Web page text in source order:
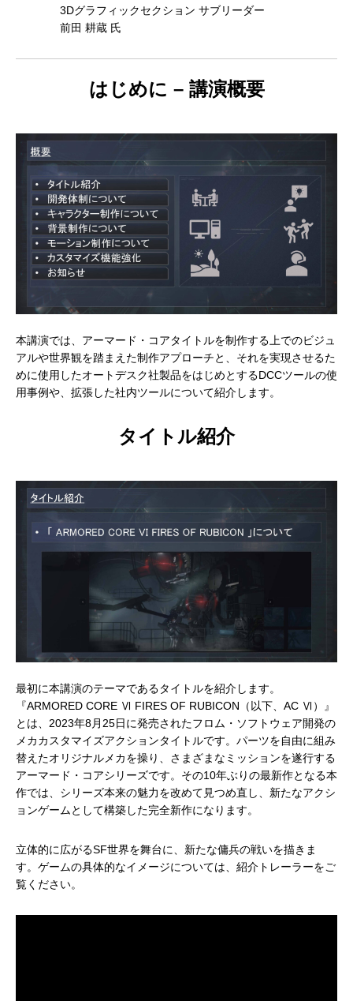
建築ビジュアライゼーションMeetUp第8弾
2025.06.10
【動画配信】 Epic
ションのご紹介
2021.05.12
Autodesk Fusion × Rhinoによる次世代デ
ザインワークフロー
2026.03.12
【動画】3ds Maxに
ライズ-プロダクト
ータを有効活用しま
2021.04.30
Kviz特別セミナー「Studio Tim Fuが語る、
2025.12.18
『MERCURY Entei Ryu造形作品集』発売
記念セミナーレポート 第一部：造形思想に
基づく作品制作の舞台裏
2026.01.20
『MERCURY Entei
記念セミナーレポ
による作品添削指導
2026.01.20
アニメーションによるリッチコンテンツで
差別化を！ Character Creator/Mayaとの連
携 – アパレル業界DXセミナーPart3「3Dで
実現できる未来」
単EC活用！ – アパ
Part2「3Dで実現で
2022.03.20
3Dグラフィックセクション サブリーダー
前田 耕蔵 氏
はじめに – 講演概要
本講演では、アーマード・コアタイトルを制作する上でのビジュ
アルや世界観を踏まえた制作アプローチと、それを実現させるた
めに使用したオートデスク社製品をはじめとするDCCツールの使
用事例や、拡張した社内ツールについて紹介します。
タイトル紹介
最初に本講演のテーマであるタイトルを紹介します。
『ARMORED CORE Ⅵ FIRES OF RUBICON（以下、AC Ⅵ）』
とは、2023年8月25日に発売されたフロム・ソフトウェア開発の
メカカスタマイズアクションタイトルです。パーツを自由に組み
替えたオリジナルメカを操り、さまざまなミッションを遂行する
アーマード・コアシリーズです。その10年ぶりの最新作となる本
作では、シリーズ本来の魅力を改めて見つめ直し、新たなアクシ
ョンゲームとして構築した完全新作になります。
立体的に広がるSF世界を舞台に、新たな傭兵の戦いを描きま
す。ゲームの具体的なイメージについては、紹介トレーラーをご
覧ください。